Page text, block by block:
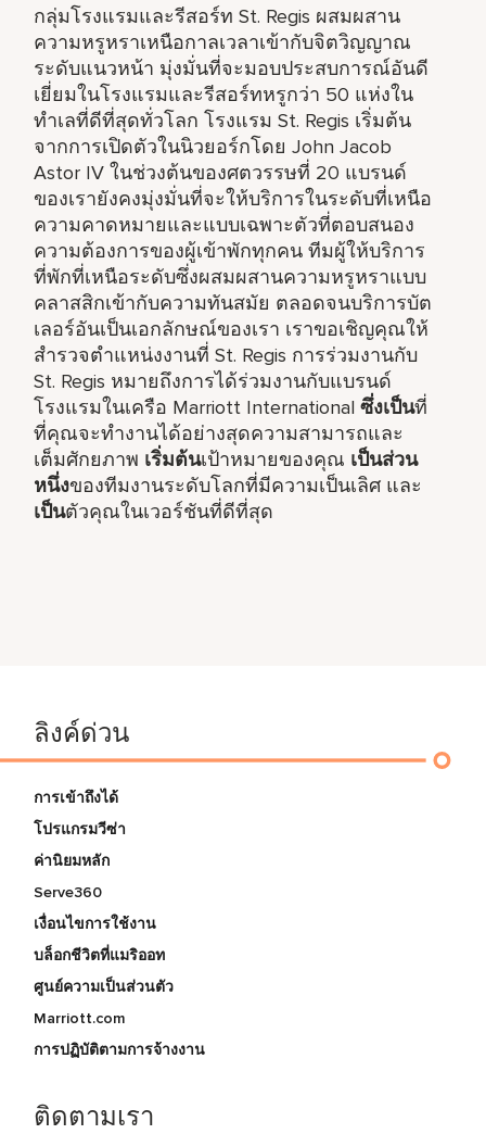
กลุ่มโรงแรมและรีสอร์ท St. Regis ผสมผสาน
ความหรูหราเหนือกาลเวลาเข้ากับจิตวิญญาณ
ระดับแนวหน้า มุ่งมั่นที่จะมอบประสบการณ์อันดี
เยี่ยมในโรงแรมและรีสอร์ทหรูกว่า 50 แห่งใน
ทำเลที่ดีที่สุดทั่วโลก โรงแรม St. Regis เริ่มต้น
จากการเปิดตัวในนิวยอร์กโดย John Jacob
Astor IV ในช่วงต้นของศตวรรษที่ 20 แบรนด์
ของเรายังคงมุ่งมั่นที่จะให้บริการในระดับที่เหนือ
ความคาดหมายและแบบเฉพาะตัวที่ตอบสนอง
ความต้องการของผู้เข้าพักทุกคน ทีมผู้ให้บริการ
ที่พักที่เหนือระดับซึ่งผสมผสานความหรูหราแบบ
คลาสสิกเข้ากับความทันสมัย ตลอดจนบริการบัต
เลอร์อันเป็นเอกลักษณ์ของเรา เราขอเชิญคุณให้
สำรวจตำแหน่งงานที่ St. Regis การร่วมงานกับ
St. Regis หมายถึงการได้ร่วมงานกับแบรนด์
โรงแรมในเครือ Marriott Internationalซึ่งเป็นที่
ที่คุณจะทำงานได้อย่างสุดความสามารถและ
เต็มศักยภาพ เริ่มต้นเป้าหมายของคุณ เป็นส่วน
หนึ่งของทีมงานระดับโลกที่มีความเป็นเลิศ และ
เป็นตัวคุณในเวอร์ชันที่ดีที่สุด
ลิงค์ด่วน
การเข้าถึงได้
โปรแกรมวีซ่า
ค่านิยมหลัก
Serve360
เงื่อนไขการใช้งาน
บล็อกชีวิตที่แมริออท
ศูนย์ความเป็นส่วนตัว
Marriott.com
การปฏิบัติตามการจ้างงาน
ติดตามเรา